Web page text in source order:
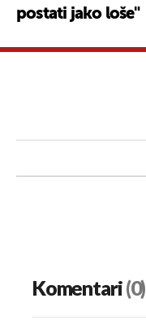
postati jako loše"
Komentari(0)